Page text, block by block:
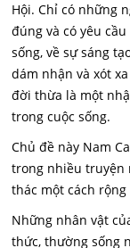
Hội. Chỉ có những
đúng và có yêu
sống, về sự sáng
dám nhận và xót
đời thừa là một
trong cuộc sống.
Chủ đề này Nam
trong nhiều truyện
thác một cách
Những nhân vật
thức, thường sống